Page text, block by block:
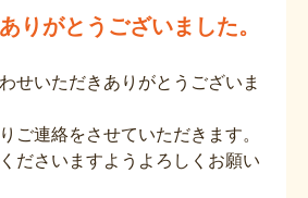
りがとうございました。
せいただきありがとうございま
ご連絡をさせていただきます。
ださいますようよろしくお願い